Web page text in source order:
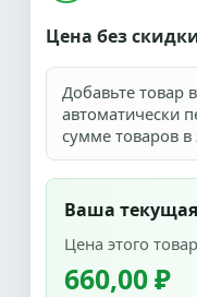
Цена без
Добавьте товар
автоматически
сумме товаров в
Ваша
Цена этого
660,00 ₽